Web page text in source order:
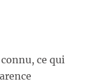
ce qui